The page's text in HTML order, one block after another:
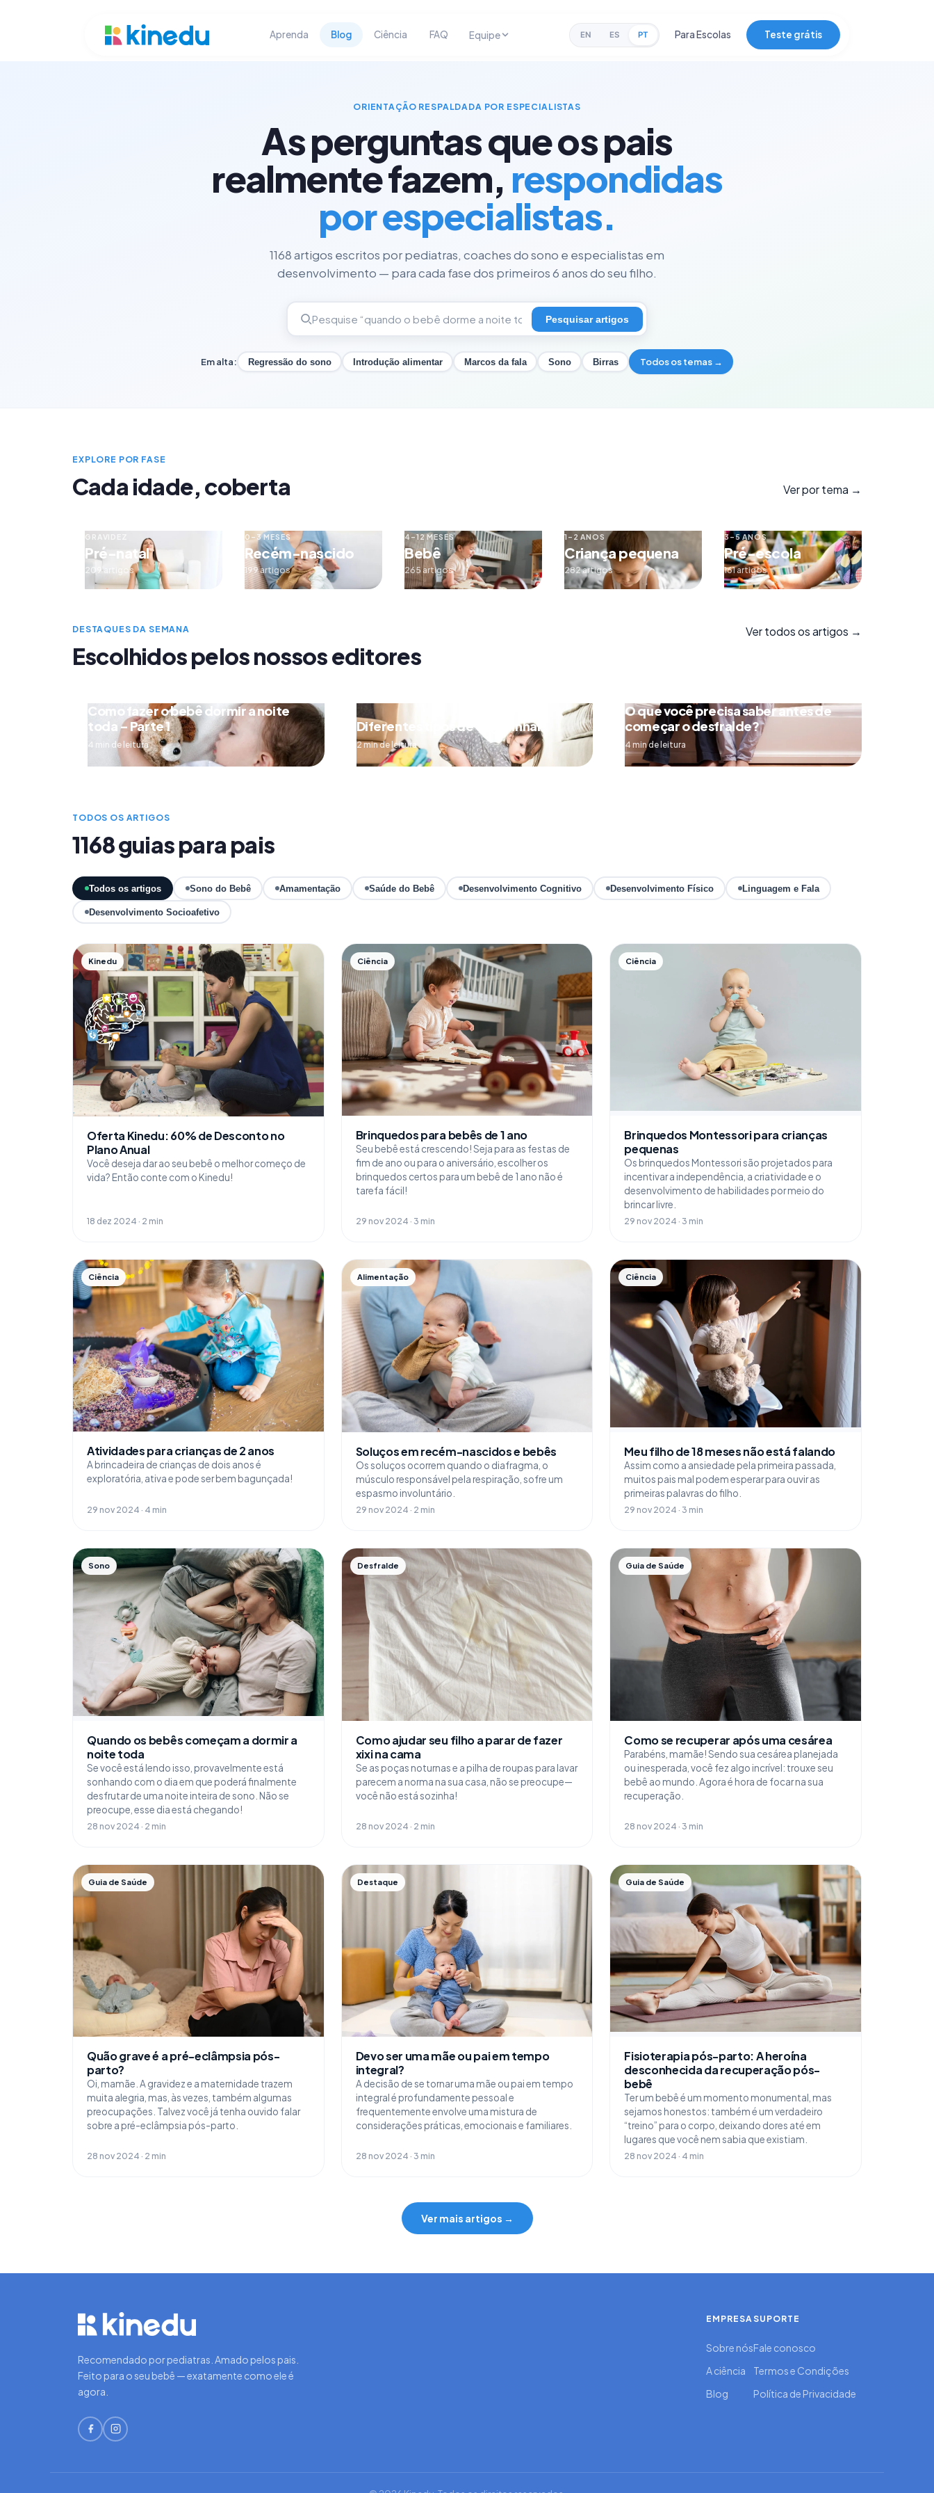
Aprenda Blog Ciência FAQ Equipe EN ES PT Para Escolas Teste grátis
ORIENTAÇÃO RESPALDADA POR ESPECIALISTAS
As perguntas que os pais
realmente fazem,respondidas
por especialistas.
1168 artigos escritos por pediatras, coaches do sono e especialistas em
desenvolvimento — para cada fase dos primeiros 6 anos do seu filho.
Pesquisar artigos
Em alta: Regressão do sono Introdução alimentar Marcos da fala Sono Birras Todos os temas →
EXPLORE POR FASE
Cada idade, coberta Ver por tema →
GRAVIDEZ
Pré-natal
209 artigos
0–3 MESES
Recém-nascido
199 artigos
4–12 MESES
Bebê
265 artigos
1–2 ANOS
Criança pequena
282 artigos
3–5 ANOS
Pré-escola
161 artigos
DESTAQUES DA SEMANA
Escolhidos pelos nossos editores
Ver todos os artigos →
Como fazer o bebê dormir a noite
toda – Parte 1
4 min de leitura
Diferentes tipos de engatinhar
2 min de leitura
O que você precisa saber antes de
começar o desfralde?
4 min de leitura
TODOS OS ARTIGOS
1168 guias para pais
Todos os artigos Sono do Bebê Amamentação Saúde do Bebê Desenvolvimento Cognitivo Desenvolvimento Físico Linguagem e Fala
Desenvolvimento Socioafetivo
Kinedu
Oferta Kinedu: 60% de Desconto no
Plano Anual
Você deseja dar ao seu bebê o melhor começo de
vida? Então conte com o Kinedu!
18 dez 2024 · 2 min
Ciência
Brinquedos para bebês de 1 ano
Seu bebê está crescendo! Seja para as festas de
fim de ano ou para o aniversário, escolher os
brinquedos certos para um bebê de 1 ano não é
tarefa fácil!
29 nov 2024 · 3 min
Ciência
Brinquedos Montessori para crianças
pequenas
Os brinquedos Montessori são projetados para
incentivar a independência, a criatividade e o
desenvolvimento de habilidades por meio do
brincar livre.
29 nov 2024 · 3 min
Ciência
Atividades para crianças de 2 anos
A brincadeira de crianças de dois anos é
exploratória, ativa e pode ser bem bagunçada!
29 nov 2024 · 4 min
Alimentação
Soluços em recém-nascidos e bebês
Os soluços ocorrem quando o diafragma, o
músculo responsável pela respiração, sofre um
espasmo involuntário.
29 nov 2024 · 2 min
Ciência
Meu filho de 18 meses não está falando
Assim como a ansiedade pela primeira passada,
muitos pais mal podem esperar para ouvir as
primeiras palavras do filho.
29 nov 2024 · 3 min
Sono
Quando os bebês começam a dormir a
noite toda
Se você está lendo isso, provavelmente está
sonhando com o dia em que poderá finalmente
desfrutar de uma noite inteira de sono. Não se
preocupe, esse dia está chegando!
28 nov 2024 · 2 min
Desfralde
Como ajudar seu filho a parar de fazer
xixi na cama
Se as poças noturnas e a pilha de roupas para lavar
parecem a norma na sua casa, não se preocupe—
você não está sozinha!
28 nov 2024 · 2 min
Guia de Saúde
Como se recuperar após uma cesárea
Parabéns, mamãe! Sendo sua cesárea planejada
ou inesperada, você fez algo incrível: trouxe seu
bebê ao mundo. Agora é hora de focar na sua
recuperação.
28 nov 2024 · 3 min
Guia de Saúde
Quão grave é a pré-eclâmpsia pós-
parto?
Oi, mamãe. A gravidez e a maternidade trazem
muita alegria, mas, às vezes, também algumas
preocupações. Talvez você já tenha ouvido falar
sobre a pré-eclâmpsia pós-parto.
28 nov 2024 · 2 min
Destaque
Devo ser uma mãe ou pai em tempo
integral?
A decisão de se tornar uma mãe ou pai em tempo
integral é profundamente pessoal e
frequentemente envolve uma mistura de
considerações práticas, emocionais e familiares.
28 nov 2024 · 3 min
Guia de Saúde
Fisioterapia pós-parto: A heroína
desconhecida da recuperação pós-
bebê
Ter um bebê é um momento monumental, mas
sejamos honestos: também é um verdadeiro
“treino” para o corpo, deixando dores até em
lugares que você nem sabia que existiam.
28 nov 2024 · 4 min
Ver mais artigos →
Recomendado por pediatras. Amado pelos pais.
Feito para o seu bebê — exatamente como ele é
agora.
EMPRESA
Sobre nós
A ciência
Blog
SUPORTE
Fale conosco
Termos e Condições
Política de Privacidade